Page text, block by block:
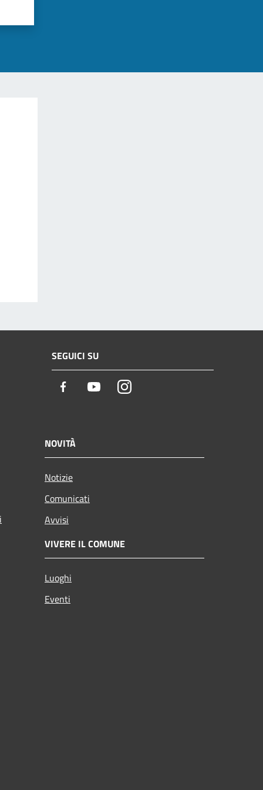
SEGUICI SU
Facebook YoutubeInstagram
NOVITÀ
Notizie
Comunicati
Avvisi
VIVERE IL COMUNE
Luoghi
Eventi